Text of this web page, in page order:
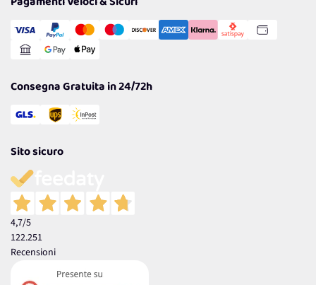
Gestisci Cookie
Reso Facile e Veloce
Consegna Gratuita in 24/72h
Sito sicuro
4,7/5
122.251
Recensioni